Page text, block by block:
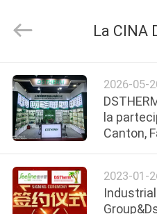
CASA
PRODOTTI
SU
DI
DSTHERM
INDUSTRIAL
Rights
2026-05-
la
Canton,
2023-01-